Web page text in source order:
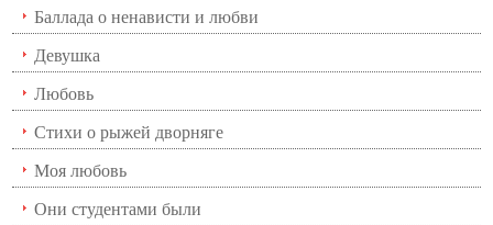
Баллада о ненависти и любви
Девушка
Любовь
Стихи о рыжей дворняге
Моя любовь
Они студентами были